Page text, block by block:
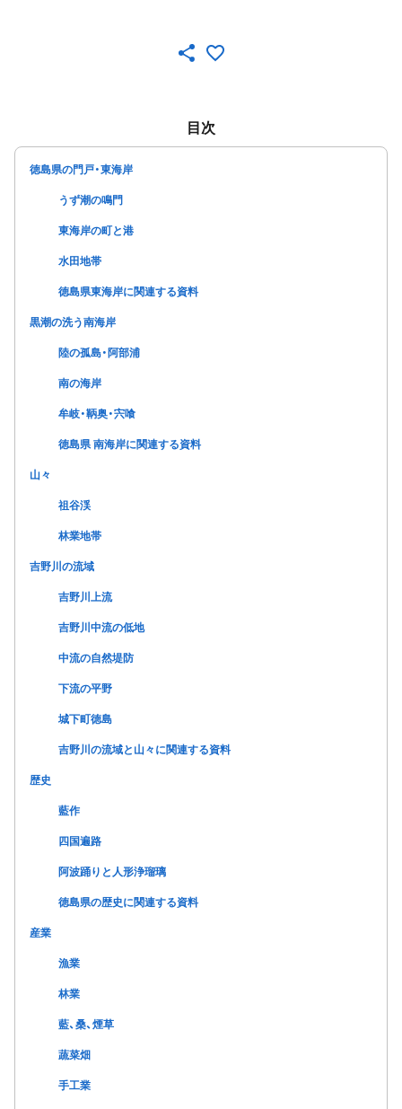
目次
徳島県の門戸・東海岸
うず潮の鳴門
東海岸の町と港
水田地帯
徳島県東海岸に関連する資料
黒潮の洗う南海岸
陸の孤島・阿部浦
南の海岸
牟岐・鞆奥・宍喰
徳島県 南海岸に関連する資料
山々
祖谷渓
林業地帯
吉野川の流域
吉野川上流
吉野川中流の低地
中流の自然堤防
下流の平野
城下町徳島
吉野川の流域と山々に関連する資料
歴史
藍作
四国遍路
阿波踊りと人形浄瑠璃
徳島県の歴史に関連する資料
産業
漁業
林業
藍、桑、煙草
蔬菜畑
手工業